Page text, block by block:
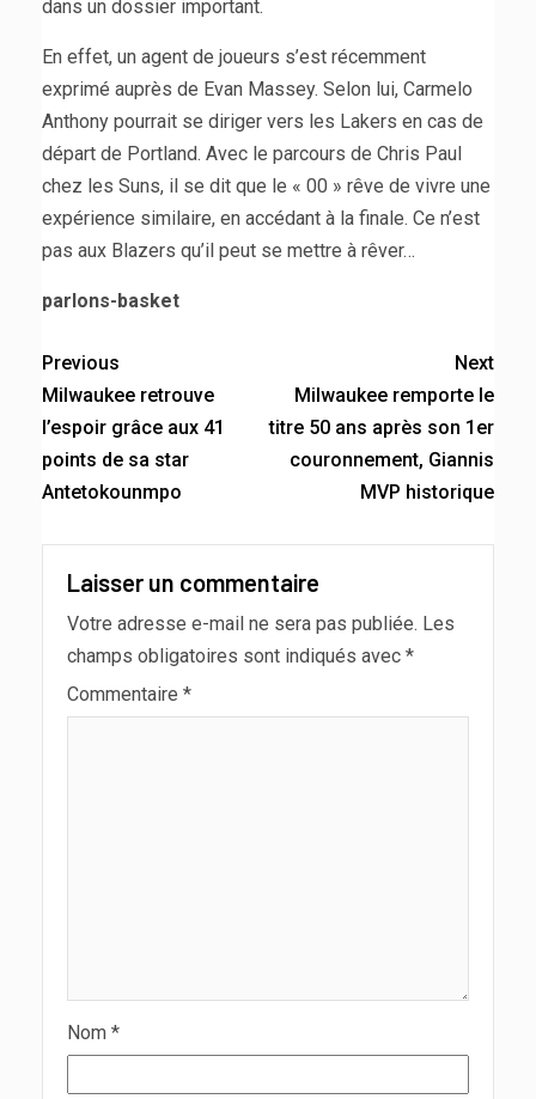
dans un dossier important.
En effet, un agent de joueurs s’est récemment
exprimé auprès de Evan Massey. Selon lui, Carmelo
Anthony pourrait se diriger vers les Lakers en cas de
départ de Portland. Avec le parcours de Chris Paul
chez les Suns, il se dit que le « 00 » rêve de vivre une
expérience similaire, en accédant à la finale. Ce n’est
pas aux Blazers qu’il peut se mettre à rêver…
parlons-basket
Previous
Milwaukee retrouve
l’espoir grâce aux 41
points de sa star
Antetokounmpo
Next
Milwaukee remporte le
titre 50 ans après son 1er
couronnement, Giannis
MVP historique
Laisser un commentaire
Votre adresse e-mail ne sera pas publiée. Les
champs obligatoires sont indiqués avec *
Commentaire *
Nom *